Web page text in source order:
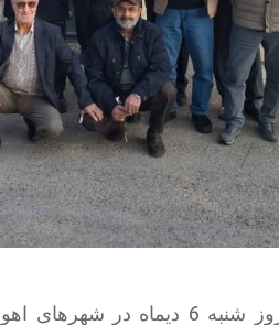
بازنشستگان صنعت نفت، روز شنبه